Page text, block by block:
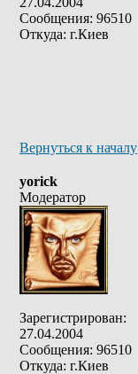
Сообщения: 96510
Откуда: г.Киев
Вернуться к началу
yorick
Модератор
Зарегистрирован:
27.04.2004
Сообщения: 96510
Откуда: г.Киев